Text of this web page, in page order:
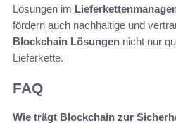
Lösungen im
fördern auch nachhaltige und
Blockchain Lösungen nicht nur
Lieferkette.
FAQ
Wie trägt Blockchain zur